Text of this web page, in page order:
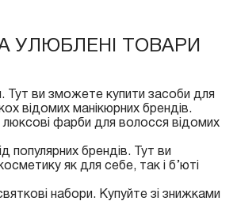
УЛЮБЛЕНІ ТОВАРИ
Тут ви зможете купити засоби для
відомих манікюрних брендів.
фарби для волосся відомих
популярних брендів. Тут ви
як для себе, так і б’юті
набори. Купуйте зі знижками